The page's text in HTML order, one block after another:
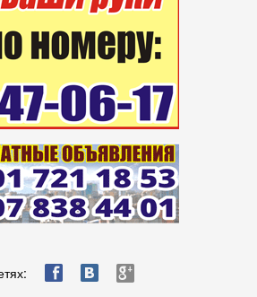
ä æ è